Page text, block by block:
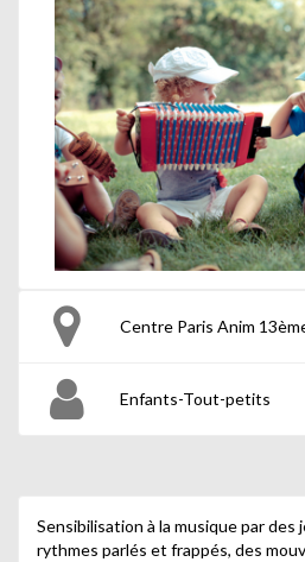
Centre Paris Anim
Enfants-Tout-petits
Sensibilisation à la musique par des
rythmes parlés et frappés, des